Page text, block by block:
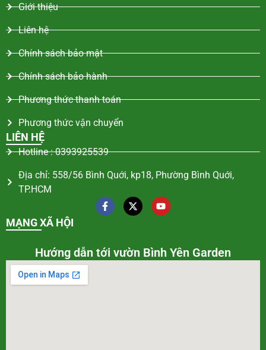
Giới thiệu
Liên hệ
Chính sách bảo mật
Chính sách bảo hành
Phương thức thanh toán
Phương thức vận chuyển
LIÊN HỆ
Hotline : 0393925539
Địa chỉ: 558/56 Bình Quới, kp18, Phường Bình Quới,
TP.HCM
MẠNG XÃ HỘI
Hướng dẫn tới vườn Bình Yên Garden